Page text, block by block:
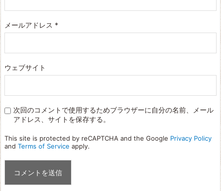
メールアドレス *
ウェブサイト
次回のコメントで使用するためブラウザーに自分の名前、メール
アドレス、サイトを保存する。
This site is protected by reCAPTCHA and the Google Privacy Policy
and Terms of Service apply.